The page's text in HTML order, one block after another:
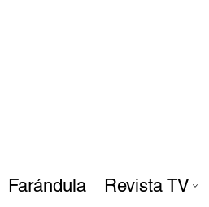
Farándula Revista TV